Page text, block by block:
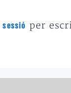
per